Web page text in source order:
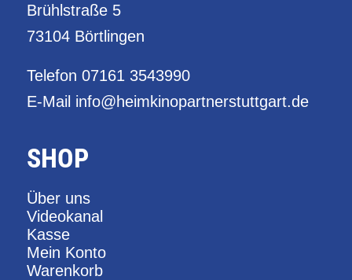
Brühlstraße 5
73104 Börtlingen
Telefon 07161 3543990
E-Mail info@heimkinopartnerstuttgart.de
SHOP
Über uns
Videokanal
Kasse
Mein Konto
Warenkorb